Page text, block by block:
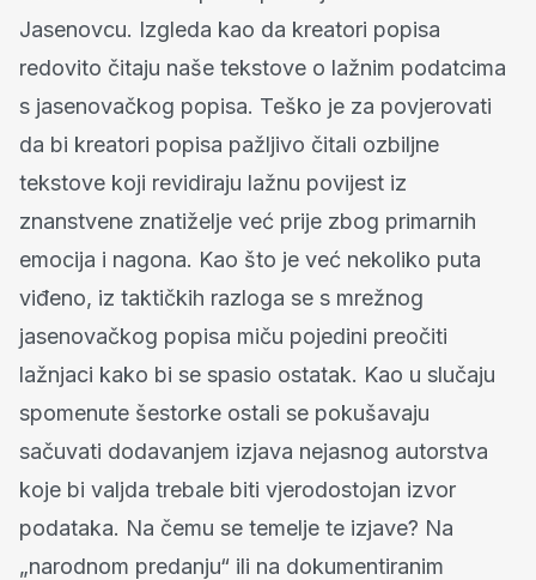
Jasenovcu. Izgleda kao da kreatori popisa
redovito čitaju naše tekstove o lažnim podatcima
s jasenovačkog popisa. Teško je za povjerovati
da bi kreatori popisa pažljivo čitali ozbiljne
tekstove koji revidiraju lažnu povijest iz
znanstvene znatiželje već prije zbog primarnih
emocija i nagona. Kao što je već nekoliko puta
viđeno, iz taktičkih razloga se s mrežnog
jasenovačkog popisa miču pojedini preočiti
lažnjaci kako bi se spasio ostatak. Kao u slučaju
spomenute šestorke ostali se pokušavaju
sačuvati dodavanjem izjava nejasnog autorstva
koje bi valjda trebale biti vjerodostojan izvor
podataka. Na čemu se temelje te izjave? Na
„narodnom predanju“ ili na dokumentiranim